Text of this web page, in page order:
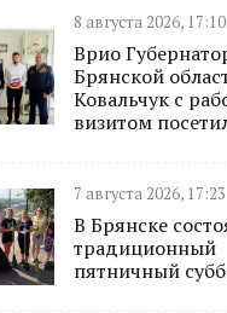
8 августа 2026, 17:10
Врио
Брянской
Ковальчук с
визитом
7 августа 2026, 17:23
В Брянске
традиционный
пятничный